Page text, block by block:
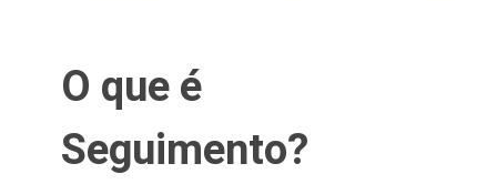
O que é
Seguimento?